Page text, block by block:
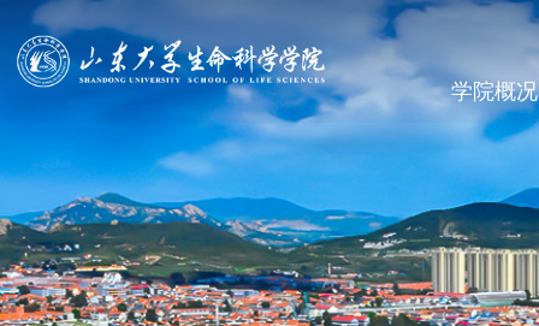
学院概况